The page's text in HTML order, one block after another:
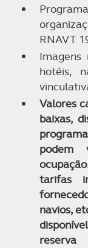
RNAVT
Imagens
hotéis,
Valores
baixas,
podem
tarifas
navios,
reserva